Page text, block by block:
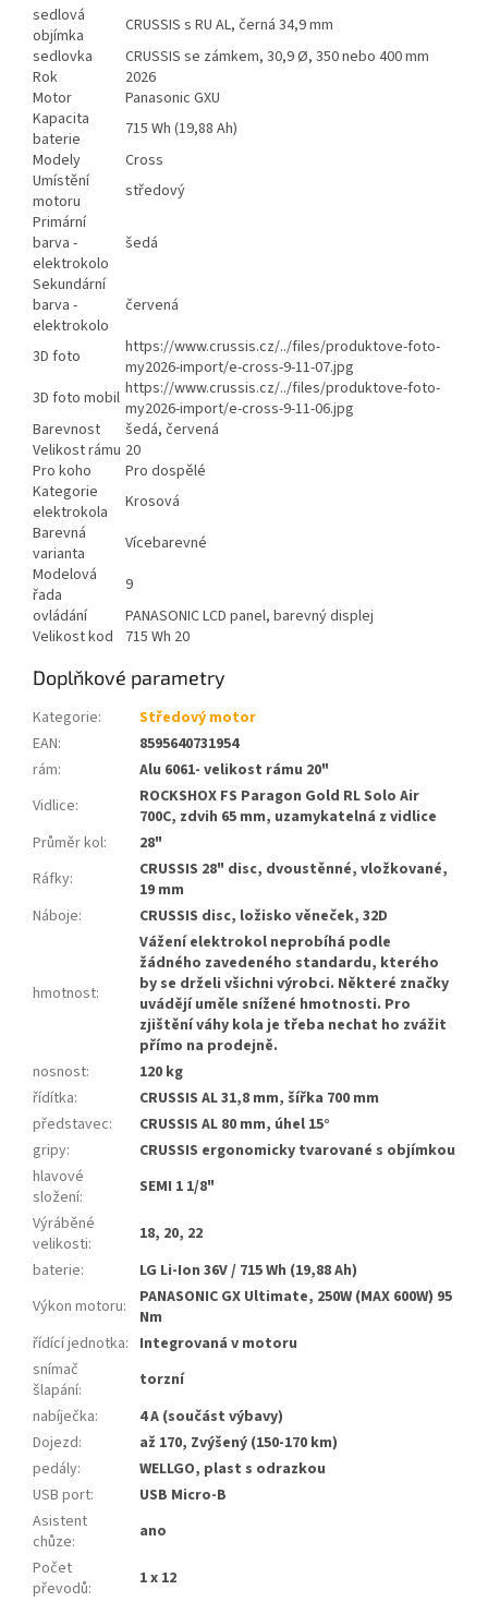
sedlová
objímka
CRUSSIS s RU AL, černá 34,9 mm
sedlovka
CRUSSIS se zámkem, 30,9 Ø, 350 nebo 400 mm
Rok
2026
Motor
Panasonic GXU
Kapacita
baterie
715 Wh (19,88 Ah)
Modely
Cross
Umístění
motoru
středový
Primární
barva -
elektrokolo
šedá
Sekundární
barva -
elektrokolo
červená
3D foto
https://www.crussis.cz/../files/produktove-foto-
my2026-import/e-cross-9-11-07.jpg
3D foto mobil https://www.crussis.cz/../files/produktove-foto-
my2026-import/e-cross-9-11-06.jpg
Barevnost
šedá, červená
Velikost rámu 20
Pro koho
Pro dospělé
Kategorie
elektrokola
Krosová
Barevná
varianta
Vícebarevné
Modelová
řada
9
ovládání
PANASONIC LCD panel, barevný displej
Velikost kod
715 Wh 20
Doplňkové parametry
Kategorie:
Středový motor
EAN:
8595640731954
rám:
Alu 6061- velikost rámu 20"
Vidlice:
ROCKSHOX FS Paragon Gold RL Solo Air
700C, zdvih 65 mm, uzamykatelná z vidlice
Průměr kol:
28"
Ráfky:
CRUSSIS 28" disc, dvoustěnné, vložkované,
19 mm
Náboje: CRUSSIS disc, ložisko věneček, 32D
hmotnost:
Vážení elektrokol neprobíhá podle
žádného zavedeného standardu, kterého
by se drželi všichni výrobci. Některé značky
uvádějí uměle snížené hmotnosti. Pro
zjištění váhy kola je třeba nechat ho zvážit
přímo na prodejně.
nosnost:
120 kg
řídítka:
CRUSSIS AL 31,8 mm, šířka 700 mm
představec:
CRUSSIS AL 80 mm, úhel 15°
gripy:
CRUSSIS ergonomicky tvarované s objímkou
hlavové
složení:
SEMI 1 1/8"
Výráběné
velikosti:
18, 20, 22
baterie:
LG Li-Ion 36V / 715 Wh (19,88 Ah)
Výkon motoru:
PANASONIC GX Ultimate, 250W (MAX 600W) 95
Nm
řídící jednotka: Integrovaná v motoru
snímač
šlapání:
torzní
nabíječka:
4 A (součást výbavy)
Dojezd:
až 170, Zvýšený (150-170 km)
pedály:
WELLGO, plast s odrazkou
USB port:
USB Micro-B
Asistent
chůze:
ano
Počet
převodů:
1 x 12